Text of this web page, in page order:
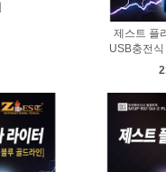
제스트 플
USB충전